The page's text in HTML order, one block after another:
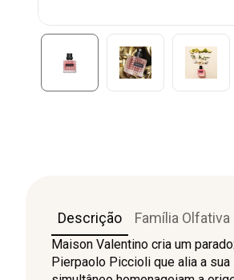
Descrição Família Olfativa
Maison Valentino cria um
Pierpaolo Piccioli que alia a